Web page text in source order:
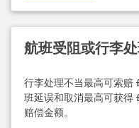
航班受阻或行李
行李处理不当最高可索赔
班延误和取消最高可获得
赔偿金额。